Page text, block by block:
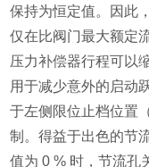
保持为恒定值。因此
仅在比阀门最大额定
压力补偿器行程可以
用于减少意外的启动
于左侧限位止档位置
制。得益于出色的节
值为 0 % 时，节流孔